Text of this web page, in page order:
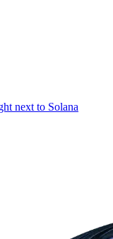
next to Solana